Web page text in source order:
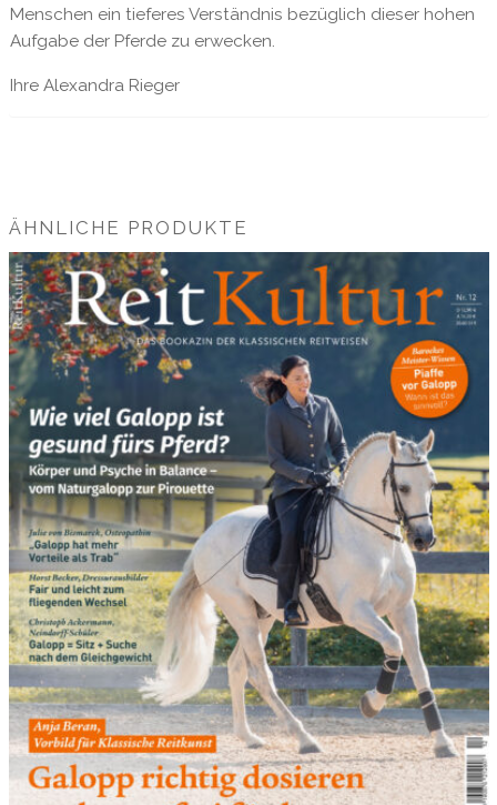
Menschen ein tieferes Verständnis bezüglich dieser hohen
Aufgabe der Pferde zu erwecken.
Ihre Alexandra Rieger
ÄHNLICHE PRODUKTE